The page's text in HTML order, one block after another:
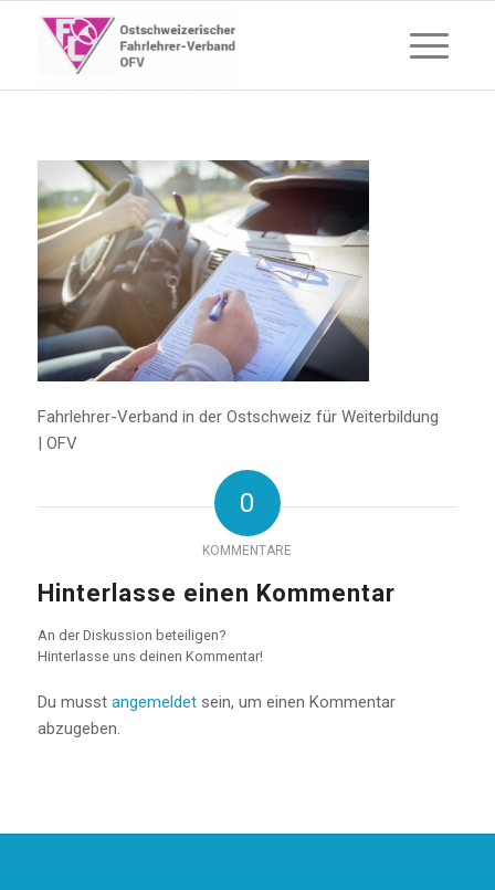
Fahrlehrer-Verband in der Ostschweiz für Weiterbildung
| OFV
0
KOMMENTARE
Hinterlasse einen Kommentar
An der Diskussion beteiligen?
Hinterlasse uns deinen Kommentar!
Du musst angemeldetsein, um einen Kommentar
abzugeben.